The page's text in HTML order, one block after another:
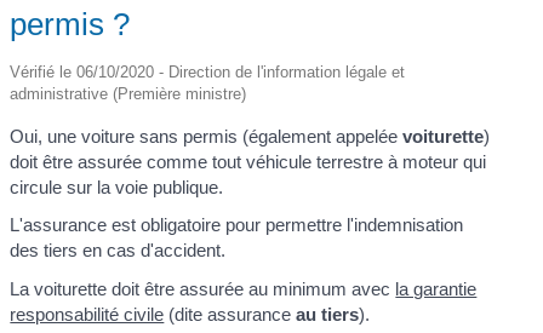
permis ?
Vérifié le 06/10/2020 - Direction de l'information légale et
administrative (Première ministre)
Oui, une voiture sans permis (également appeléevoiturette)
doit être assurée comme tout véhicule terrestre à moteur qui
circule sur la voie publique.
L'assurance est obligatoire pour permettre l'indemnisation
des tiers en cas d'accident.
La voiturette doit être assurée au minimum avec la garantie
responsabilité civile (dite assuranceau tiers).